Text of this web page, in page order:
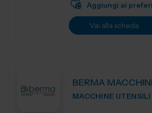
Aggiungi ai
Vai alla scheda
BERMA
MACCHINE UTENSILI